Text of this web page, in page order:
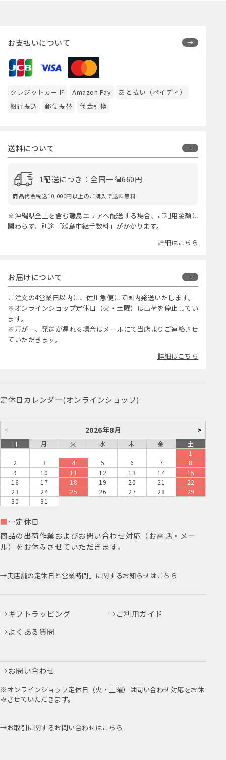
お支払いについて
クレジットカード Amazon Pay
あと払い（ペイディ）
銀行振込
郵便振替 代金引換
送料について
1配送につき：全国一律660円
商品代金税込10,000円以上のご購入で送料無料
※沖縄県全土を含む離島エリアへ配送する場合、ご利用金額に
関わらず、別途「離島中継手数料」がかかります。
詳細はこちら
お届けについて
ご注文の4営業日以内に、佐川急便にて国内発送いたします。
※オンラインショップ定休日（火・土曜）は出荷を停止してい
ます。
※万が一、発送が遅れる場合はメールにて当店よりご連絡させ
ていただきます。
詳細はこちら
定休日カレンダー(オンラインショップ)
< 2026年8月 >
日 月 火 水 木 金
土
1
2
3 4 5 6 7
8
9
10 11 12 13 14
15
16
17 18 19 20 21
22
23
24 25 26 27 28
29
30
31
■ …定休日
商品の出荷作業およびお問い合わせ対応（お電話・メー
ル）をお休みさせていただきます。
実店舗の定休日と営業時間」に関するお知らせはこちら
ギフトラッピング
ご利用ガイド
よくある質問
お問い合わせ
※オンラインショップ定休日（火・土曜）は問い合わせ対応をお休
みさせていただきます。
お取引に関するお問い合わせはこちら